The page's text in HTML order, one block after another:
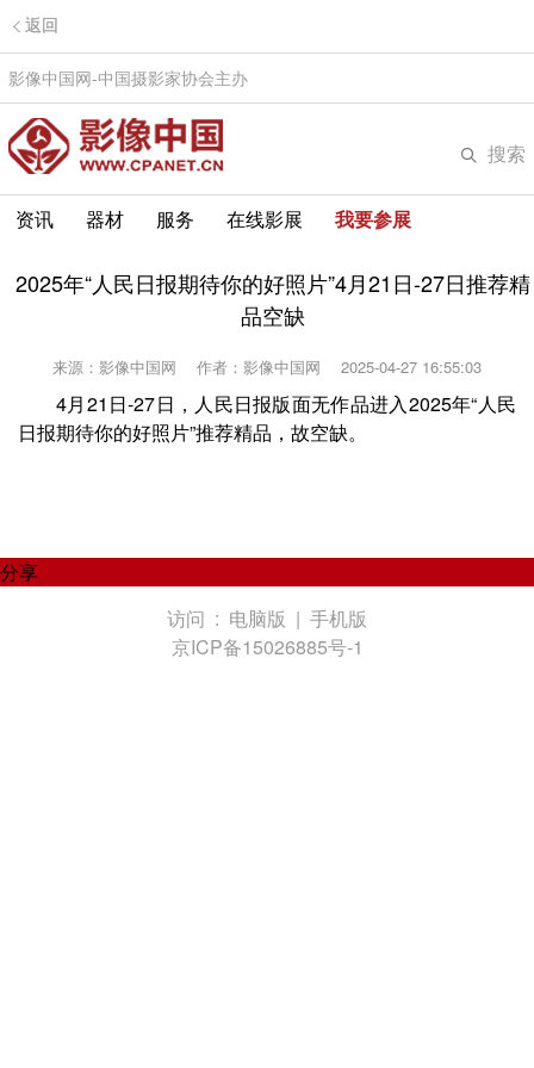
返回
影像中国网-中国摄影家协会主办
搜索
资讯 器材 服务 在线影展 我要参展
2025年“人民日报期待你的好照片”4月21日-27日推荐精
品空缺
来源：影像中国网 作者：影像中国网 2025-04-27 16:55:03
4月21日-27日，人民日报版面无作品进入2025年“人民
日报期待你的好照片”推荐精品，故空缺。
分享
访问 : 电脑版 | 手机版
京ICP备15026885号-1